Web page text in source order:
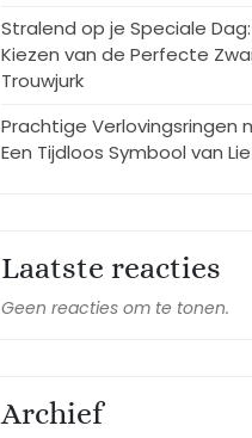
Stralend op je Speciale
Kiezen van de Perfecte
Trouwjurk
Prachtige Verlovingsringen
Een Tijdloos Symbool van
Laatste reacties
Geen reacties om te tonen.
Archief